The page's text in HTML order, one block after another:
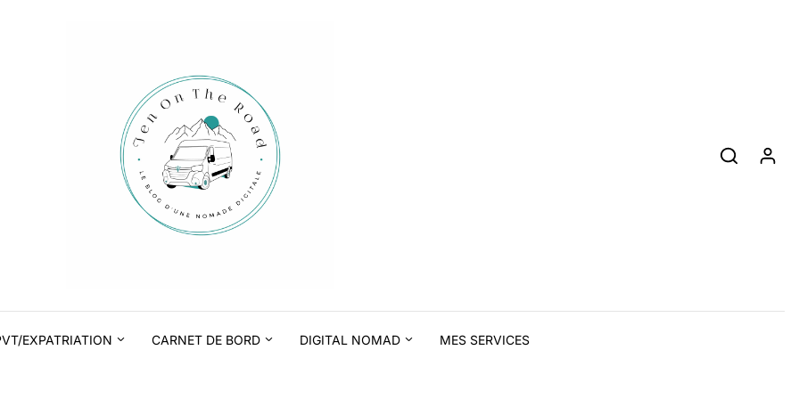
EXPATRIATION CARNET DE BORD DIGITAL NOMAD MES SERVICES